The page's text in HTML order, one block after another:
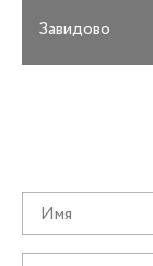
Завидово